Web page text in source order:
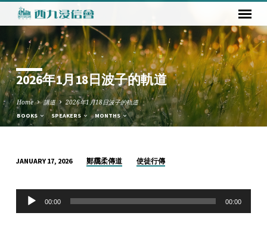
2026年1月18日波子的軌道
Home 講道 2026年1月18日波子的軌道
BOOKS SPEAKERS MONTHS
年
月
JANUARY 17, 2026 鄭靄柔傳道 使徒行傳
Audio
Player
00:00 00:00